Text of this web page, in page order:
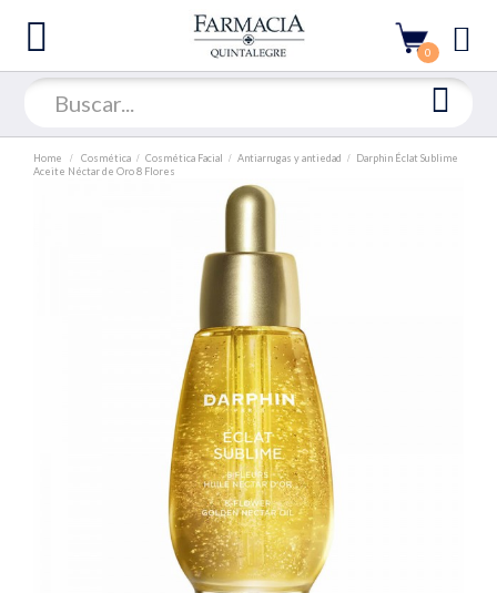
0
Home Cosmética Cosmética Facial Antiarrugas y antiedad
Darphin Éclat Sublime
Aceite Néctar de Oro 8 Flores